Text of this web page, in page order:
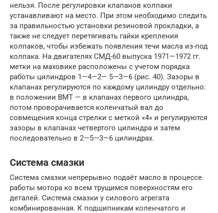
нельзя. После регулировки клапанов колпаки
устанавливают на место. При этом необходимо следить
за правильностью установки резиновой прокладки, а
также не следует перетягивать гайки крепления
колпаков, чтобы избежать появления течи масла из-под
колпака. На двигателях СМД-60 выпуска 1971—1972 гг.
метки на маховике расположены с учетом порядка
работы цилиндров 1—4—2— 5—3—6 (рис. 40). Зазоры в
клапанах регулируются по каждому цилиндру отдельно:
в положении ВМТ — в клапанах первого цилиндра,
потом проворачивается коленчатый вал до
совмещения конца стрелки с меткой «4» и регулируются
зазоры в клапанах четвертого цилиндра и затем
последовательно в 2—5—3—6 цилиндрах.
Система смазки
Система смазки непрерывно подаёт масло в процессе
работы мотора ко всем трущимся поверхностям его
деталей. Система смазки у силового агрегата
комбинированная. К подшипникам коленчатого и